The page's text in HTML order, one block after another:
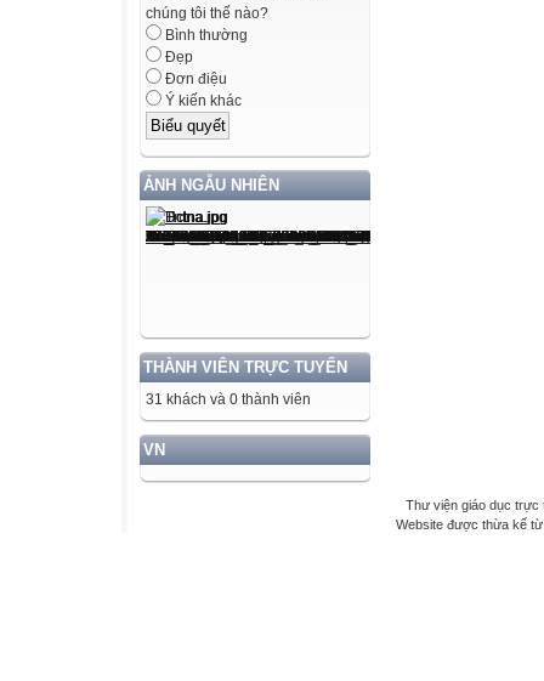
chúng tôi thế nào?
Bình thường
Đẹp
Đơn điệu
Ý kiến khác
ẢNH NGẪU NHIÊN
THÀNH VIÊN TRỰC TUYẾN
31 khách và 0 thành viên
VN
Thư viện giáo dục trực
Website được thừa kế